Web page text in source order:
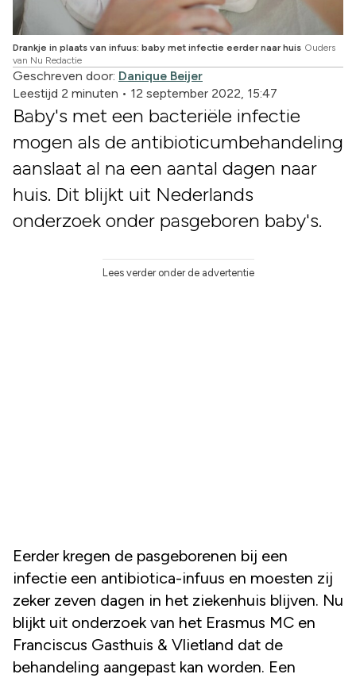
Drankje in plaats van infuus: baby met infectie eerder naar huis Ouders
van Nu Redactie
Geschreven door: Danique Beijer
Leestijd 2 minuten • 12 september 2022, 15:47
Baby's met een bacteriële infectie
mogen als de antibioticumbehandeling
aanslaat al na een aantal dagen naar
huis. Dit blijkt uit Nederlands
onderzoek onder pasgeboren baby's.
Lees verder onder de advertentie
Eerder kregen de pasgeborenen bij een
infectie een antibiotica-infuus en moesten zij
zeker zeven dagen in het ziekenhuis blijven. Nu
blijkt uit onderzoek van het Erasmus MC en
Franciscus Gasthuis & Vlietland dat de
behandeling aangepast kan worden. Een